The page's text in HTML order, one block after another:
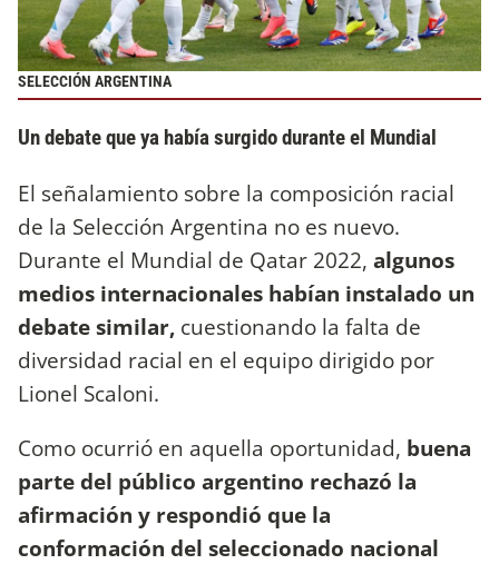
SELECCIÓN ARGENTINA
Un debate que ya había surgido durante el Mundial
El señalamiento sobre la composición racial
de la Selección Argentina no es nuevo.
Durante el Mundial de Qatar 2022, algunos
medios internacionales habían instalado un
debate similar, cuestionando la falta de
diversidad racial en el equipo dirigido por
Lionel Scaloni.
Como ocurrió en aquella oportunidad, buena
parte del público argentino rechazó la
afirmación y respondió que la
conformación del seleccionado nacional